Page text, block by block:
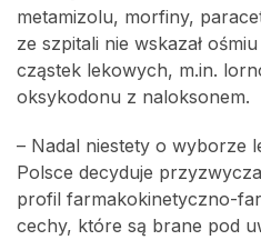
metamizolu, morfiny,
ze szpitali nie wskazał
cząstek lekowych, m.in.
oksykodonu z naloksonem.
– Nadal niestety o wyborze
Polsce decyduje
profil farmakokinetyczno-
cechy, które są brane pod